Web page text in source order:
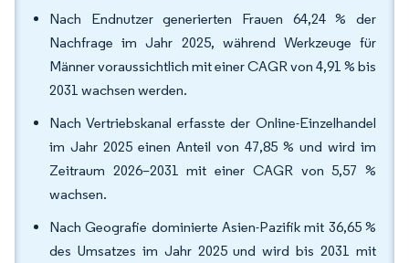
Nach Endnutzer generierten Frauen 64,24 % der
Nachfrage im Jahr 2025, während Werkzeuge für
Männer voraussichtlich mit einer CAGR von 4,91 % bis
2031 wachsen werden.
Nach Vertriebskanal erfasste der Online-Einzelhandel
im Jahr 2025 einen Anteil von 47,85 % und wird im
Zeitraum 2026–2031 mit einer CAGR von 5,57 %
wachsen.
Nach Geografie dominierte Asien-Pazifik mit 36,65 %
des Umsatzes im Jahr 2025 und wird bis 2031 mit